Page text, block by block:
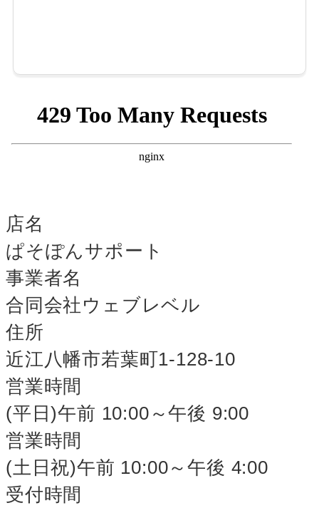
店名
ぱそぽんサポート
事業者名
合同会社ウェブレベル
住所
近江八幡市若葉町1-128-10
営業時間
(平日)午前 10:00～午後 9:00
営業時間
(土日祝)午前 10:00～午後 4:00
受付時間